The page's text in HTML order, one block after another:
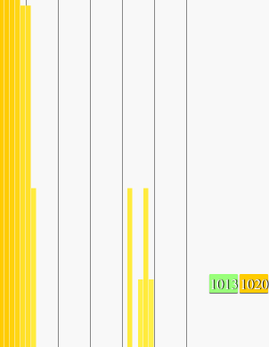
10131020